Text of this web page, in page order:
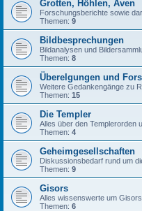
Grotten, Höhlen, Aven
Forschungsberichte sowie
Themen: 9
Bildbesprechungen
Bildanalysen und
Themen: 8
Überelgungen und
Weitere Gedankengänge zu
Themen: 15
Die Templer
Alles über den Templerorden
Themen: 4
Geheimgesellschaften
Diskussionsbedarf rund um
Themen: 9
Gisors
Alles wissenswerte um Gisors
Themen: 6